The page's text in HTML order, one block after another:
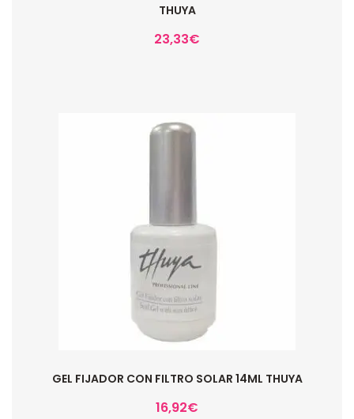
THUYA
23,33€
GEL FIJADOR CON FILTRO SOLAR 14ML THUYA
16,92€